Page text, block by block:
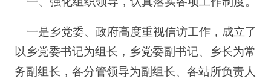
一是乡党委、政府高度重视信访工作，成立了
以乡党委书记为组长，乡党委副书记、乡长为常
务副组长，各分管领导为副组长、各站所负责人